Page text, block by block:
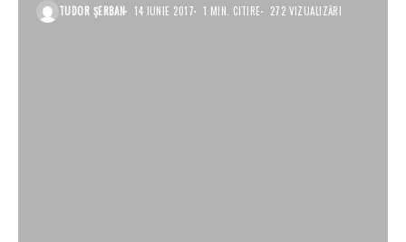
TUDOR ȘERBAN 14 IUNIE 2017 1 MIN. CITIRE 272 VIZUALIZĂRI